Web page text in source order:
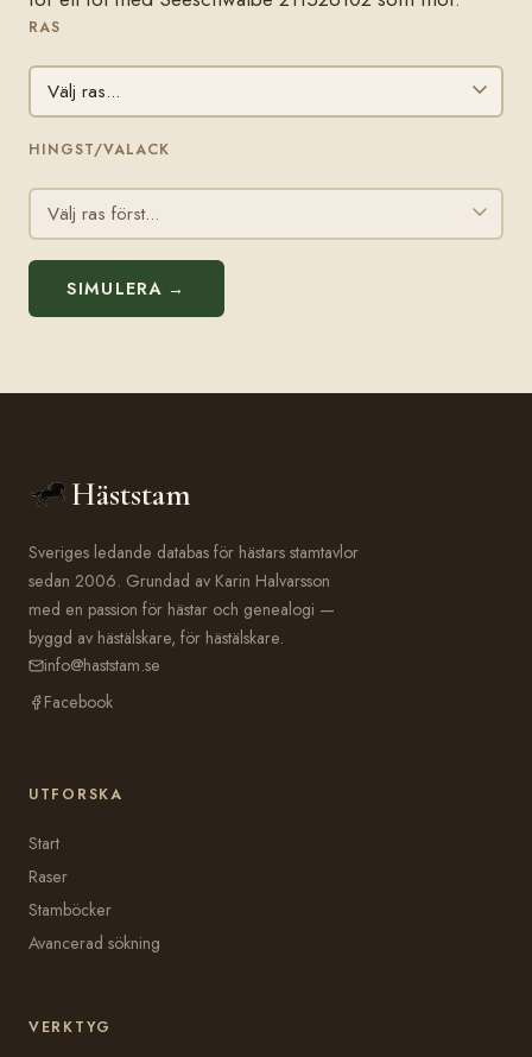
RAS
HINGST/VALACK
SIMULERA →
Häststam
Sveriges ledande databas för hästars stamtavlor
sedan 2006. Grundad av Karin Halvarsson
med en passion för hästar och genealogi —
byggd av hästälskare, för hästälskare.
info@haststam.se
Facebook
UTFORSKA
Start
Raser
Stamböcker
Avancerad sökning
VERKTYG